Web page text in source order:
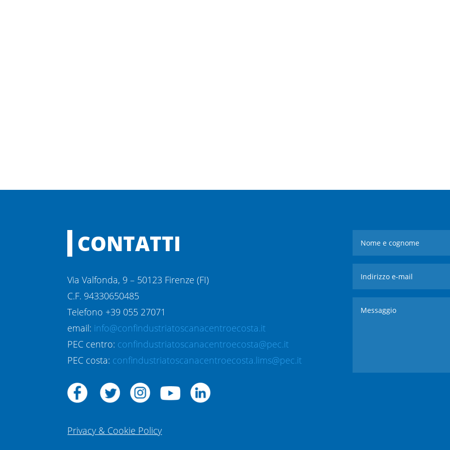
CONTATTI
Via Valfonda, 9 – 50123 Firenze (FI)
C.F. 94330650485
Telefono +39 055 27071
email: info@confindustriatoscanacentroecosta.it
PEC centro: confindustriatoscanacentroecosta@pec.it
PEC costa: confindustriatoscanacentroecosta.lims@pec.it
Privacy & Cookie Policy